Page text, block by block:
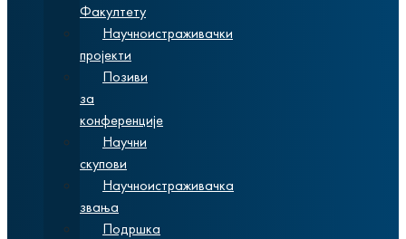
Факултету
Научноистраживачки
пројекти
Позиви
за
конференције
Научни
скупови
Научноистраживачка
звања
Подршка